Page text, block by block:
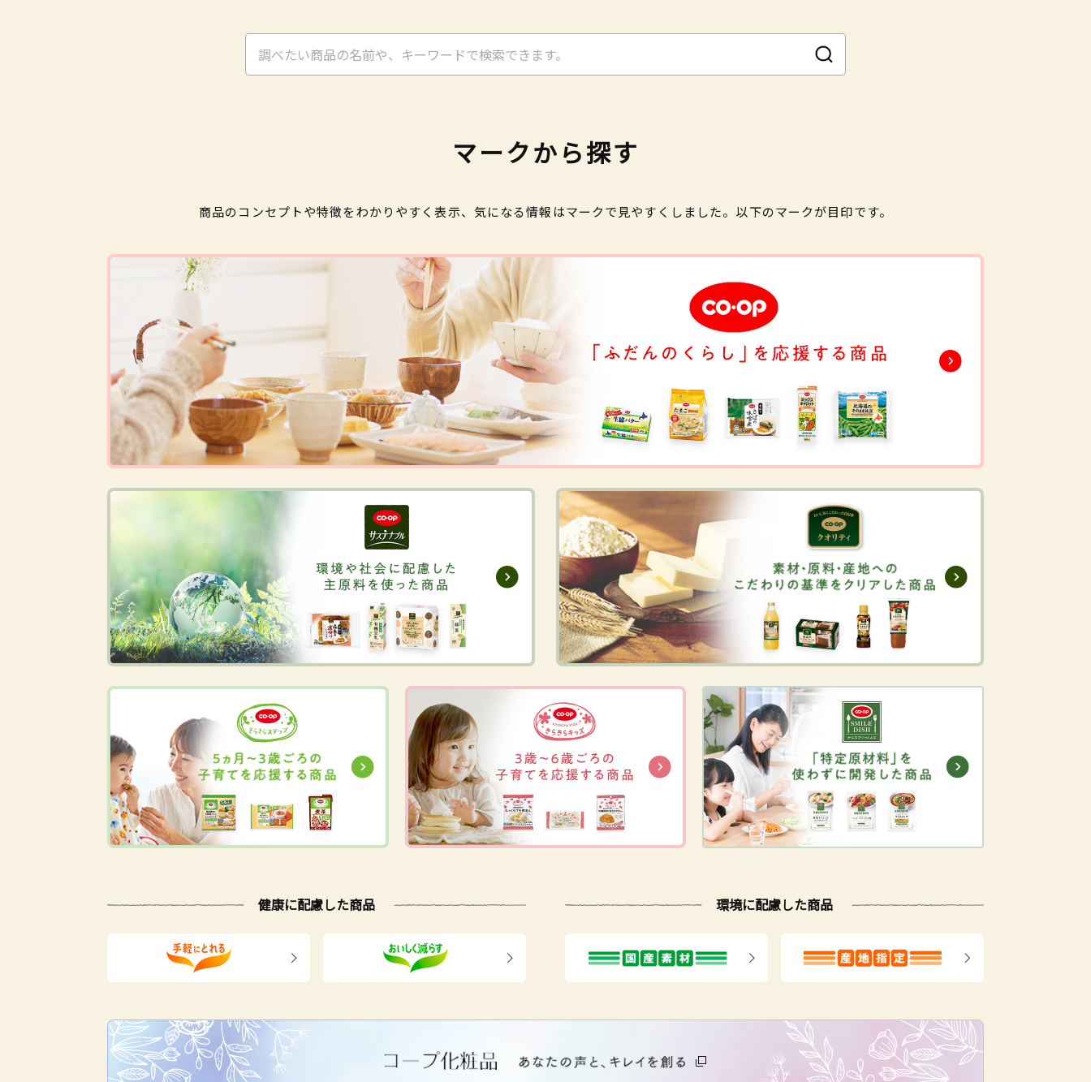
マークから探す
商品のコンセプトや特徴をわかりやすく表示、気になる情報はマークで見やすくしました。以下のマークが目印です。
健康に配慮した商品 環境に配慮した商品